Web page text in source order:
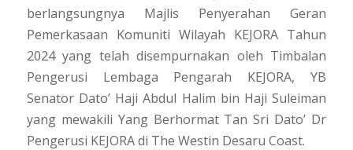
berlangsungnya Majlis Penyerahan Geran
Pemerkasaan Komuniti Wilayah KEJORA Tahun
2024 yang telah disempurnakan oleh Timbalan
Pengerusi Lembaga Pengarah KEJORA, YB
Senator Dato’ Haji Abdul Halim bin Haji Suleiman
yang mewakili Yang Berhormat Tan Sri Dato’ Dr
Pengerusi KEJORA di The Westin Desaru Coast.